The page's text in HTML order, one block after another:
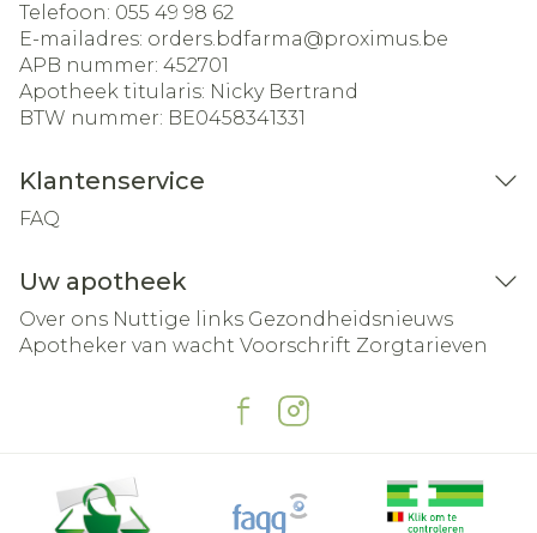
Telefoon: 055 49 98 62
E-mailadres: orders.bdfarma@proximus.be
APB nummer: 452701
Apotheek titularis: Nicky Bertrand
BTW nummer: BE0458341331
Klantenservice
FAQ
Uw apotheek
Over ons Nuttige links Gezondheidsnieuws
Apotheker van wacht Voorschrift Zorgtarieven